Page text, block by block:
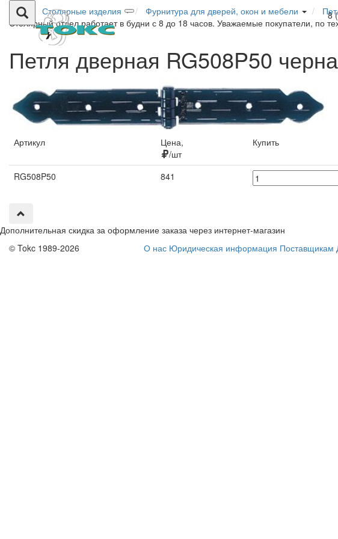
8
Столярные изделия Фурнитура для дверей, окон и мебели
Столярный отдел работает в будни с 8 до 18 часов. Уважаемые покупатели, по
Петля дверная RG508P50
Артикул
Цена,
/шт
Купить
RG508P50 841
Дополнительная скидка за оформление заказа через интернет-магазин
© Tokc 1989-2026
О нас Юридическая информация Поставщикам